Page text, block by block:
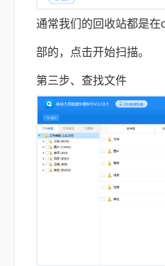
通常我们的回收站都是
部的，点击开始扫描。
第三步、查找文件